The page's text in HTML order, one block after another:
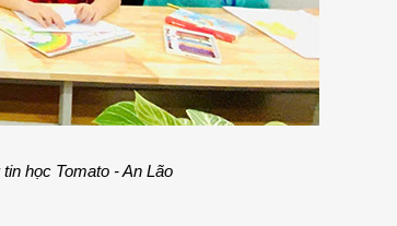
học Tomato - An Lão